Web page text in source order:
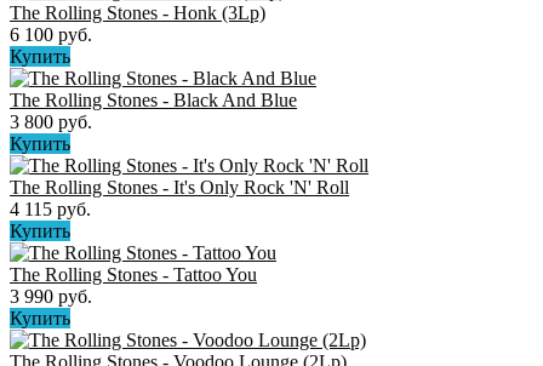
The Rolling Stones - Honk (3Lp)
6 100 руб.
Купить
The Rolling Stones - Black And Blue
3 800 руб.
Купить
The Rolling Stones - It's Only Rock 'N' Roll
4 115 руб.
Купить
The Rolling Stones - Tattoo You
3 990 руб.
Купить
The Rolling Stones - Voodoo Lounge (2Lp)